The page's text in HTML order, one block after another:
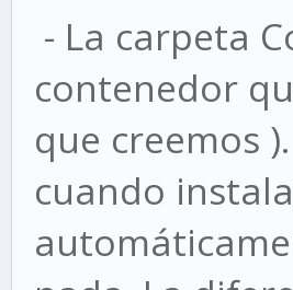
- La carpeta
contenedor
que creemos
cuando